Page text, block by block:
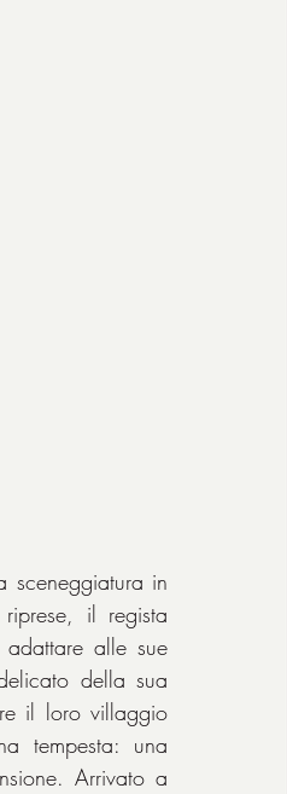
sceneggiatura in
alle sue
della sua
il loro villaggio
tempesta: una
Arrivato a